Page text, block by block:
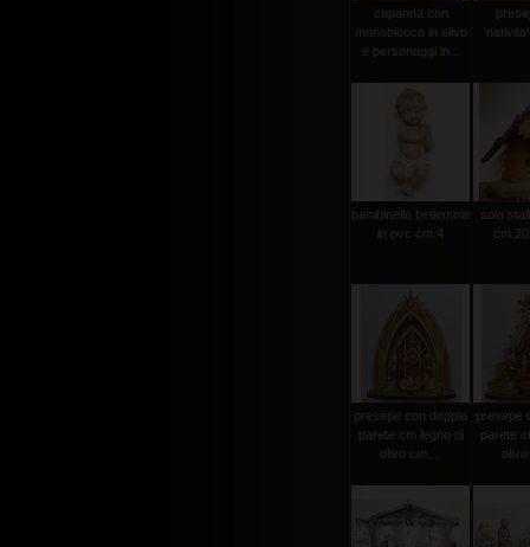
capanna con
monoblocco in olivo
e personaggi in...
bambinello betlemme
in pvc cm.4
solo
presepe con doppia
parete cm.legno di
olivo cm....
presepe
parete